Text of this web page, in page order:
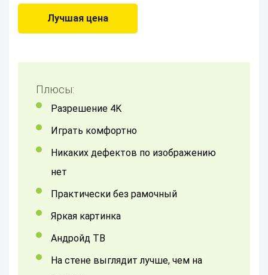
Лучшая цена
Плюсы:
разрешение 4K
играть комфортно
никаких дефектов по изображению
нет
Практически без рамочный
Яркая картинка
Андройд ТВ
на стене выглядит лучше, чем на